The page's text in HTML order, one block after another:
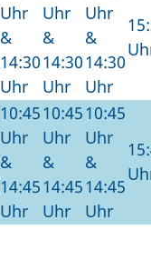
Uhr
&
14:30
Uhr
Uhr
&
14:30
Uhr
Uhr
&
14:30
Uhr
10:45
Uhr
&
14:45
Uhr
10:45
Uhr
&
14:45
Uhr
10:45
Uhr
&
14:45
Uhr